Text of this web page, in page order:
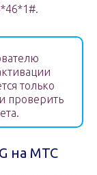
только
проверить
на МТС